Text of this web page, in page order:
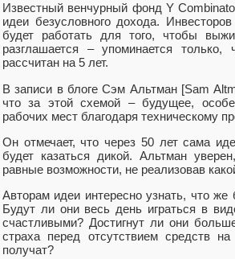
Известный венчурный фонд Y
идеи безусловного дохода.
будет работать для того, чтобы
разглашается – упоминается
рассчитан на 5 лет.
В записи в блоге Сэм Альтман [Sam
что за этой схемой – будущее,
рабочих мест благодаря техническому
Он отмечает, что через 50 лет сама
будет казаться дикой. Альтман
равные возможности, не реализовав
Авторам идеи интересно узнать, что
Будут ли они весь день играться в
счастливыми? Достигнут ли они
страха перед отсутствием средств
получат?